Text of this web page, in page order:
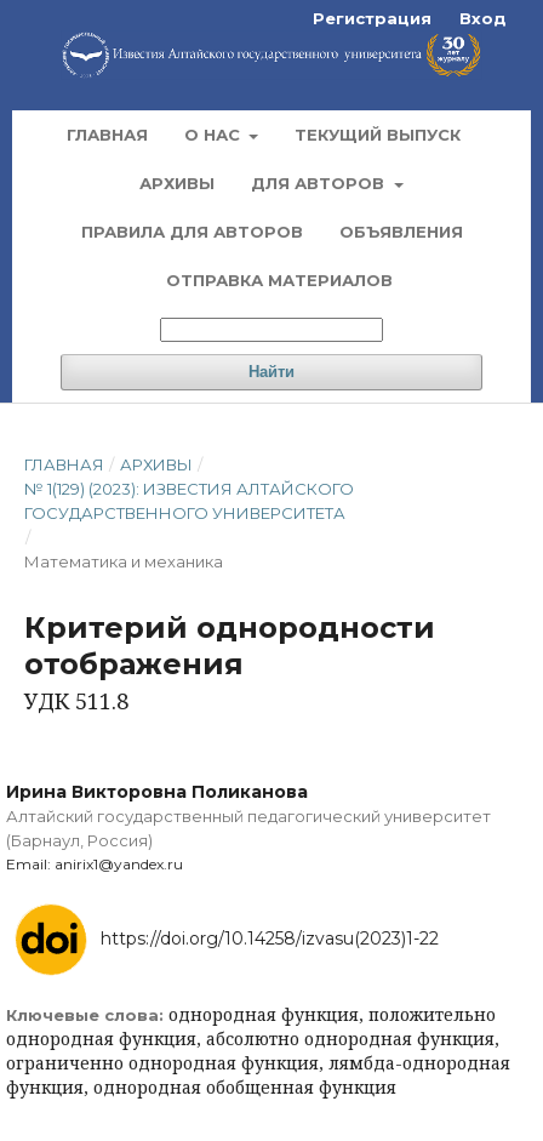
ГЛАВНАЯ О НАС ТЕКУЩИЙ ВЫПУСК
АРХИВЫ ДЛЯ АВТОРОВ
ПРАВИЛА ДЛЯ АВТОРОВ ОБЪЯВЛЕНИЯ
ОТПРАВКА МАТЕРИАЛОВ
Найти
Регистрация Вход
ГЛАВНАЯ / АРХИВЫ /
№ 1(129) (2023): ИЗВЕСТИЯ АЛТАЙСКОГО
ГОСУДАРСТВЕННОГО УНИВЕРСИТЕТА
/
Математика и механика
Критерий однородности
отображения
УДК 511.8
Ирина Викторовна Поликанова
Алтайский государственный педагогический университет
(Барнаул, Россия)
Email: anirix1@yandex.ru
https://doi.org/10.14258/izvasu(2023)1-22
Ключевые слова: однородная функция, положительно
однородная функция, абсолютно однородная функция,
ограниченно однородная функция, лямбда-однородная
функция, однородная обобщенная функция